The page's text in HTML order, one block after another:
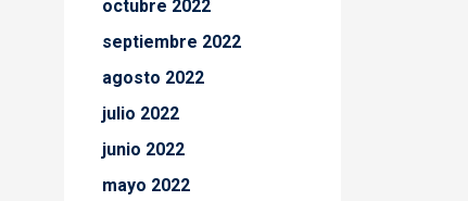
octubre 2022
septiembre 2022
agosto 2022
julio 2022
junio 2022
mayo 2022